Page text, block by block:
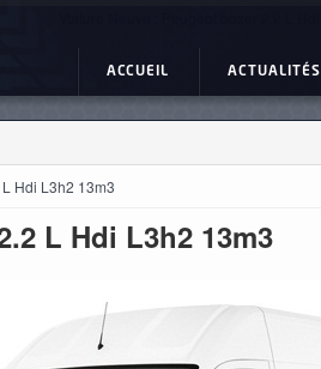
ACCUEIL ACTUALITÉS
Hdi L3h2 13m3
L Hdi L3h2 13m3